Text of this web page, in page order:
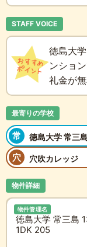
STAFF VOICE
徳島大
ンショ
礼金が無
最寄りの学校
常 徳島大学 常三島
穴 穴吹カレッジ
物件詳細
物件管理名
徳島大学 常三島
1DK 205